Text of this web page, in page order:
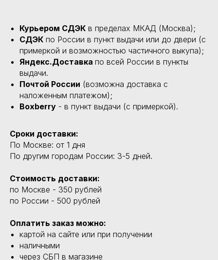
Курьером СДЭК в пределах МКАД (Москва);
СДЭК по России в пункт выдачи или до двери (с
примеркой и возможностью частичного выкупа);
Яндекс.Доставка по всей России в пункты
выдачи.
Почтой России (возможна доставка с
наложенным платежом);
Boxberry - в пункт выдачи (с примеркой).
Сроки доставки:
По Москве: от 1 дня
По другим городам России: 3-5 дней.
Стоимость доставки:
по Москве - 350 рублей
по России - 500 рублей
Оплатить заказ можно:
картой на сайте или при получении
наличными
через СБП в магазине